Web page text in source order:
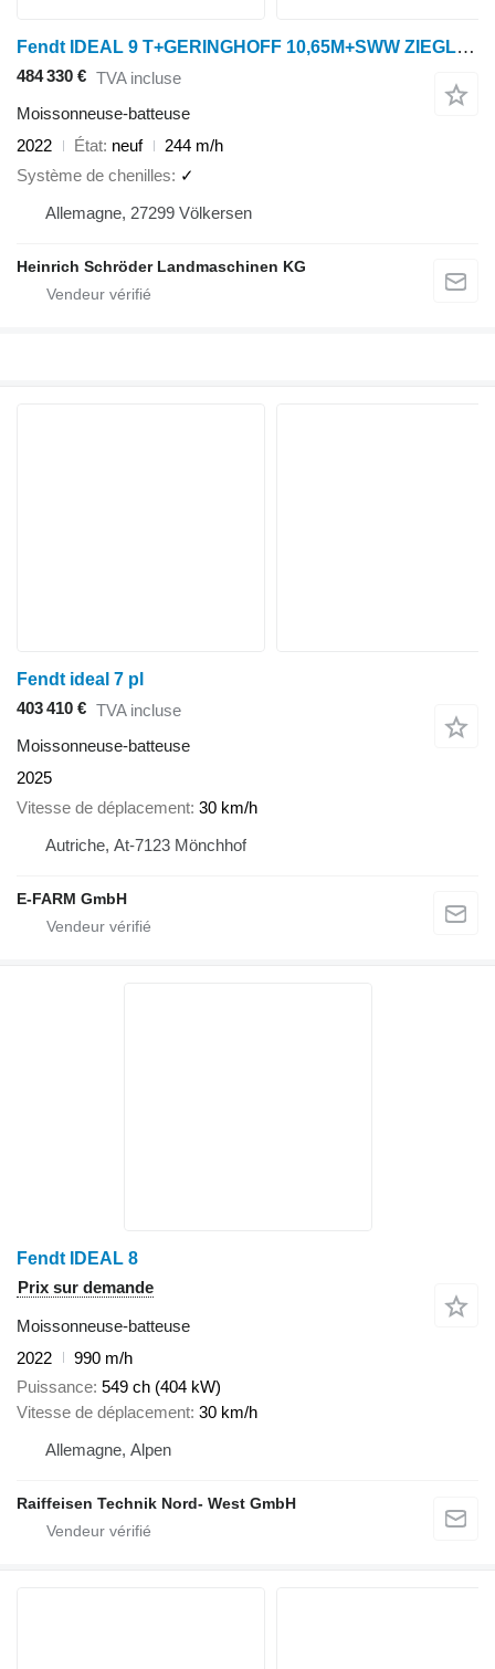
Fendt IDEAL 9 T+GERINGHOFF 10,65M+SWW ZIEGLER
484 330 € TVA incluse
Moissonneuse-batteuse
2022
État neuf
244 m/h
Système de chenilles
✓
Allemagne, 27299 Völkersen
Heinrich Schröder Landmaschinen KG
Fendt ideal 7 pl
403 410 € TVA incluse
Moissonneuse-batteuse
2025
Vitesse de déplacement 30 km/h
Autriche, At-7123 Mönchhof
E-FARM GmbH
Fendt IDEAL 8
Prix sur demande
Moissonneuse-batteuse
2022
990 m/h
Puissance 549 ch (404 kW)
Vitesse de déplacement 30 km/h
Allemagne, Alpen
Raiffeisen Technik Nord- West GmbH